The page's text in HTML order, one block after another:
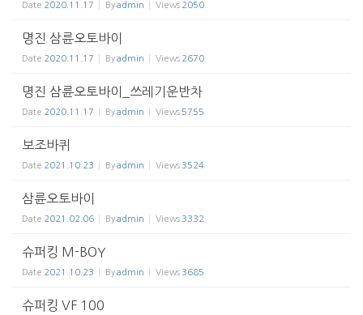
Date 2020.11.17 Byadmin Views 2050
명진 삼륜오토바이
Date 2020.11.17 Byadmin Views 2670
명진 삼륜오토바이_쓰레기운반차
Date 2020.11.17 Byadmin Views 5755
보조바퀴
Date 2021.10.23 Byadmin Views 3524
삼륜오토바이
Date 2021.02.06 Byadmin Views 3332
슈퍼킹 M-BOY
Date 2021.10.23 Byadmin Views 3685
슈퍼킹 VF 100